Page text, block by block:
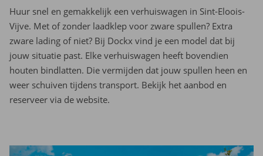
Huur snel en gemakkelijk een verhuiswagen in Sint-Eloois-
Vijve. Met of zonder laadklep voor zware spullen? Extra
zware lading of niet? Bij Dockx vind je een model dat bij
jouw situatie past. Elke verhuiswagen heeft bovendien
houten bindlatten. Die vermijden dat jouw spullen heen en
weer schuiven tijdens transport. Bekijk het aanbod en
reserveer via de website.